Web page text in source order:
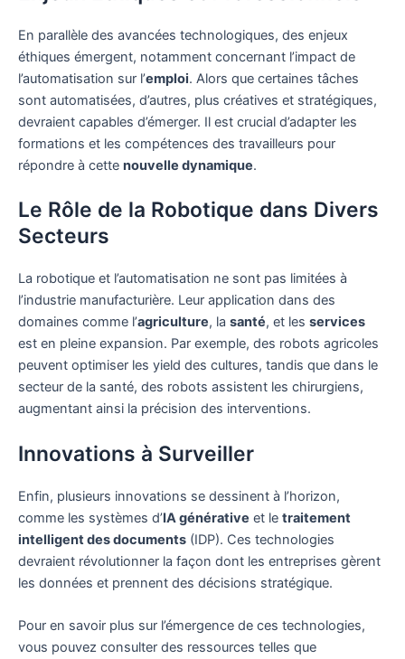
En parallèle des avancées technologiques, des enjeux
éthiques émergent, notamment concernant l’impact de
l’automatisation sur l’emploi. Alors que certaines tâches
sont automatisées, d’autres, plus créatives et stratégiques,
devraient capables d’émerger. Il est crucial d’adapter les
formations et les compétences des travailleurs pour
répondre à cette nouvelle dynamique.
Le Rôle de la Robotique dans Divers
Secteurs
La robotique et l’automatisation ne sont pas limitées à
l’industrie manufacturière. Leur application dans des
domaines comme l’agriculture, la santé, et les services
est en pleine expansion. Par exemple, des robots agricoles
peuvent optimiser les yield des cultures, tandis que dans le
secteur de la santé, des robots assistent les chirurgiens,
augmentant ainsi la précision des interventions.
Innovations à Surveiller
Enfin, plusieurs innovations se dessinent à l’horizon,
comme les systèmes d’IA générative et le traitement
intelligent des documents (IDP). Ces technologies
devraient révolutionner la façon dont les entreprises gèrent
les données et prennent des décisions stratégique.
Pour en savoir plus sur l’émergence de ces technologies,
vous pouvez consulter des ressources telles que